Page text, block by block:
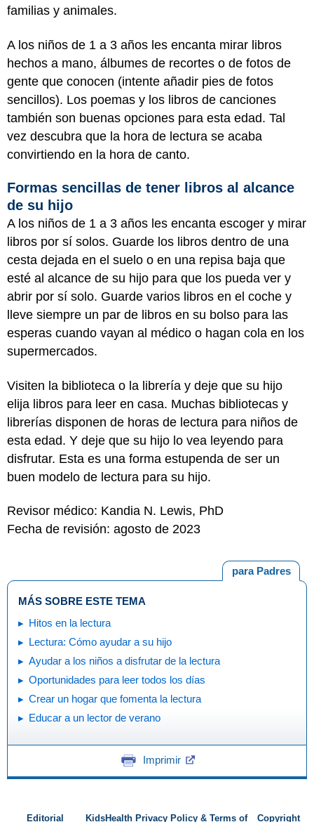
familias y animales.
A los niños de 1 a 3 años les encanta mirar libros
hechos a mano, álbumes de recortes o de fotos de
gente que conocen (intente añadir pies de fotos
sencillos). Los poemas y los libros de canciones
también son buenas opciones para esta edad. Tal
vez descubra que la hora de lectura se acaba
convirtiendo en la hora de canto.
Formas sencillas de tener libros al alcance
de su hijo
A los niños de 1 a 3 años les encanta escoger y mirar
libros por sí solos. Guarde los libros dentro de una
cesta dejada en el suelo o en una repisa baja que
esté al alcance de su hijo para que los pueda ver y
abrir por sí solo. Guarde varios libros en el coche y
lleve siempre un par de libros en su bolso para las
esperas cuando vayan al médico o hagan cola en los
supermercados.
Visiten la biblioteca o la librería y deje que su hijo
elija libros para leer en casa. Muchas bibliotecas y
librerías disponen de horas de lectura para niños de
esta edad. Y deje que su hijo lo vea leyendo para
disfrutar. Esta es una forma estupenda de ser un
buen modelo de lectura para su hijo.
Revisor médico: Kandia N. Lewis, PhD
Fecha de revisión: agosto de 2023
para Padres
MÁS SOBRE ESTE TEMA
Hitos en la lectura
Lectura: Cómo ayudar a su hijo
Ayudar a los niños a disfrutar de la lectura
Oportunidades para leer todos los días
Crear un hogar que fomenta la lectura
Educar a un lector de verano
Imprimir
Editorial KidsHealth Privacy Policy & Terms of Copyright